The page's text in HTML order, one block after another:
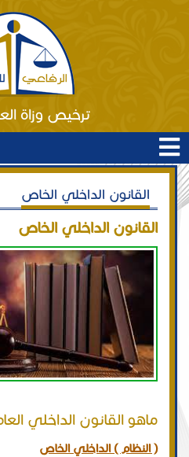
ترخيص وزاة العدل
القانون الداخلي الخاص
القانون الداخلي الخاص
ماهو القانون الداخلي
( النظام ) الداخلي الخاص